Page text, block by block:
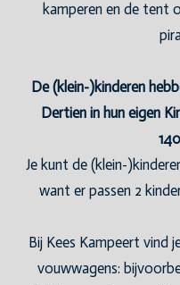
kamperen en de tent
De (klein-)kinderen
Dertien in hun eigen
Je kunt de (klein-
want er passen 2
Bij Kees Kampeert vind
vouwwagens: